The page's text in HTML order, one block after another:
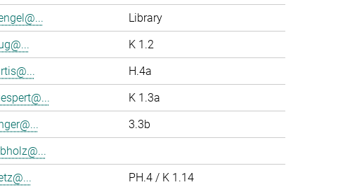
Library
K 1.2
H.4a
K 1.3a
3.3b
PH.4 / K 1.14